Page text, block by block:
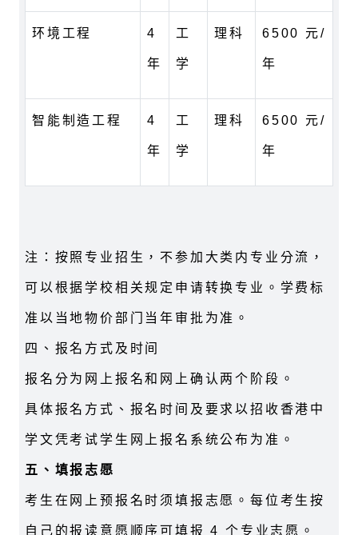
环境工程 4
年
工
学
理科 6500 元/
年
智能制造工程 4
年
工
学
理科 6500 元/
年
注：按照专业招生，不参加大类内专业分流，
可以根据学校相关规定申请转换专业。学费标
准以当地物价部门当年审批为准。
四、报名方式及时间
报名分为网上报名和网上确认两个阶段。
具体报名方式、报名时间及要求以招收香港中
学文凭考试学生网上报名系统公布为准。
五、填报志愿
考生在网上预报名时须填报志愿。每位考生按
自己的报读意愿顺序可填报 4 个专业志愿。